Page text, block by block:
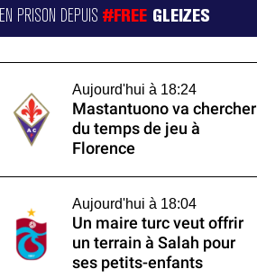
EN PRISON DEPUIS#FREE GLEIZES
Aujourd'hui à 18:24
Mastantuono va chercher
du temps de jeu à
Florence
Aujourd'hui à 18:04
Un maire turc veut offrir
un terrain à Salah pour
ses petits-enfants